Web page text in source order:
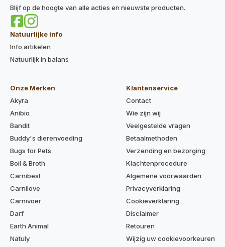
Blijf op de hoogte van alle acties en nieuwste producten.
Natuurlijke info
Info artikelen
Natuurlijk in balans
Onze Merken
Akyra
Anibio
Bandit
Buddy's dierenvoeding
Bugs for Pets
Boil & Broth
Carnibest
Carnilove
Carnivoer
Darf
Earth Animal
Natuly
Klantenservice
Contact
Wie zijn wij
Veelgestelde vragen
Betaalmethoden
Verzending en bezorging
Klachtenprocedure
Algemene voorwaarden
Privacyverklaring
Cookieverklaring
Disclaimer
Retouren
Wijzig uw cookievoorkeuren